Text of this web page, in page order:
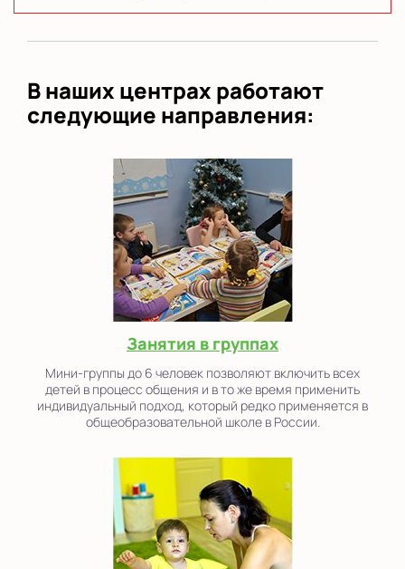
В наших центрах работают
следующие направления:
Занятия в группах
Мини-группы до 6 человек позволяют включить всех
детей в процесс общения и в то же время применить
индивидуальный подход, который редко применяется в
общеобразовательной школе в России.